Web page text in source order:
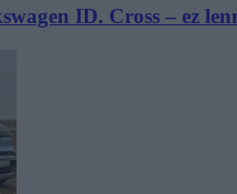
ID. Cross – ez